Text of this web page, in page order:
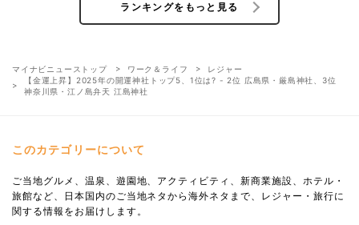
ランキングをもっと見る
マイナビニューストップ ワーク＆ライフ
レジャー
【金運上昇】2025年の開運神社トップ5、1位は? - 2位 広島県・厳島神社、3位
神奈川県・江ノ島弁天 江島神社
このカテゴリーについて
ご当地グルメ、温泉、遊園地、アクティビティ、新商業施設、ホテル・
旅館など、日本国内のご当地ネタから海外ネタまで、レジャー・旅行に
関する情報をお届けします。